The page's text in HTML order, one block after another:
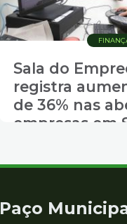
Sala do
registra
de 36% nas
empresas em
Contato
Paço